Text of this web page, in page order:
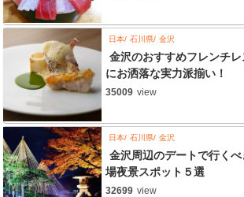
日本 石川県 金沢
金沢のおすすめフレンチ
にお洒落な実力派揃い！
35009 view
日本 石川県 金沢
金沢周辺のデートで行く
場夜景スポット５選
32699 view